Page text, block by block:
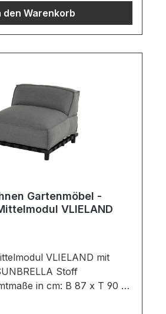
ist zerlegt (Montage
kann abweichen.
den Warenkorb
Gartenmöbel -
VLIELAND
VLIELAND mit
Stoff
in cm: B 87 x T 90 x